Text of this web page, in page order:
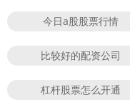
今日a股股票行情
比较好的配资公司
杠杆股票怎么开通